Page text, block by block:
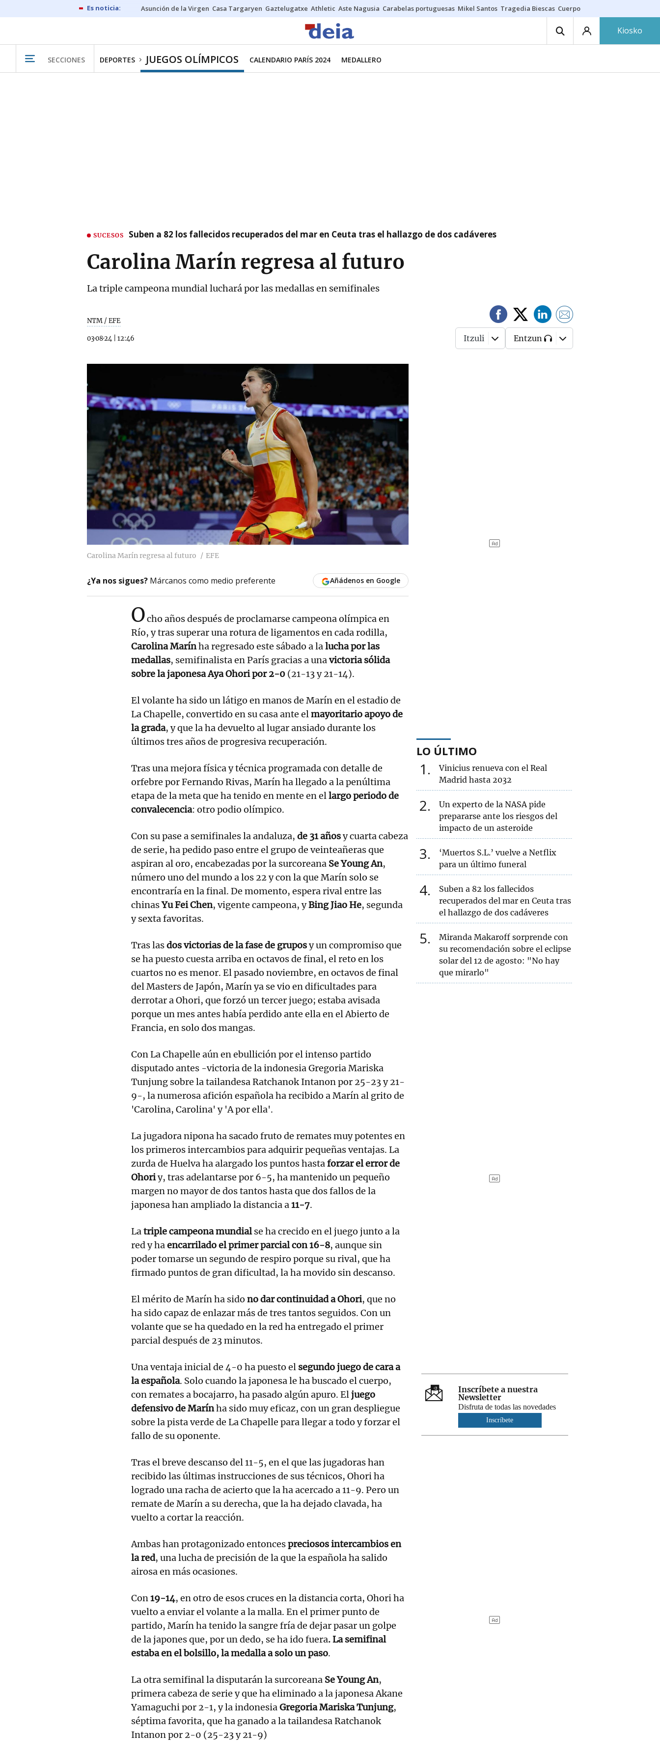
Asunción de la Virgen Casa Targaryen Gaztelugatxe Athletic Aste Nagusia Carabelas portuguesas Mikel Santos Tragedia Biescas Cuerpo ría
Kiosko
SECCIONES DEPORTES JUEGOS OLÍMPICOS CALENDARIO PARÍS 2024 MEDALLERO
SUCESOS Suben a 82 los fallecidos recuperados del mar en Ceuta tras el hallazgo de dos cadáveres
Carolina Marín regresa al futuro
La triple campeona mundial luchará por las medallas en semifinales
NTM / EFE
03·08·24 12:46 Itzuli Entzun
Carolina Marín regresa al futuro EFE
¿Ya nos sigues? Márcanos como medio preferente Añádenos en Google
Ocho años después de proclamarse campeona olímpica en
Río, y tras superar una rotura de ligamentos en cada rodilla,
Carolina Marínha regresado este sábado a lalucha por las
medallas, semifinalista en París gracias a unavictoria sólida
sobre la japonesa Aya Ohori por 2-0 (21-13 y 21-14).
El volante ha sido un látigo en manos de Marín en el estadio de
La Chapelle, convertido en su casa ante elmayoritario apoyo de
la grada, y que la ha devuelto al lugar ansiado durante los
últimos tres años de progresiva recuperación.
Tras una mejora física y técnica programada con detalle de
orfebre por Fernando Rivas, Marín ha llegado a la penúltima
etapa de la meta que ha tenido en mente en ellargo periodo de
convalecencia: otro podio olímpico.
Con su pase a semifinales la andaluza, de 31 añosy cuarta cabeza
de serie, ha pedido paso entre el grupo de veinteañeras que
aspiran al oro, encabezadas por la surcoreana Se Young An,
número uno del mundo a los 22 y con la que Marín solo se
encontraría en la final. De momento, espera rival entre las
chinasYu Fei Chen, vigente campeona, yBing Jiao He, segunda
y sexta favoritas.
Tras lasdos victorias de la fase de gruposy un compromiso que
se ha puesto cuesta arriba en octavos de final, el reto en los
cuartos no es menor. El pasado noviembre, en octavos de final
del Masters de Japón, Marín ya se vio en dificultades para
derrotar a Ohori, que forzó un tercer juego; estaba avisada
porque un mes antes había perdido ante ella en el Abierto de
Francia, en solo dos mangas.
Con La Chapelle aún en ebullición por el intenso partido
disputado antes -victoria de la indonesia Gregoria Mariska
Tunjung sobre la tailandesa Ratchanok Intanon por 25-23 y 21-
9-, la numerosa afición española ha recibido a Marín al grito de
'Carolina, Carolina' y 'A por ella'.
La jugadora nipona ha sacado fruto de remates muy potentes en
los primeros intercambios para adquirir pequeñas ventajas. La
zurda de Huelva ha alargado los puntos hastaforzar el error de
Ohoriy, tras adelantarse por 6-5, ha mantenido un pequeño
margen no mayor de dos tantos hasta que dos fallos de la
japonesa han ampliado la distancia a11-7.
Latriple campeona mundialse ha crecido en el juego junto a la
red y haencarrilado el primer parcial con 16-8, aunque sin
poder tomarse un segundo de respiro porque su rival, que ha
firmado puntos de gran dificultad, la ha movido sin descanso.
El mérito de Marín ha sido no dar continuidad a Ohori, que no
ha sido capaz de enlazar más de tres tantos seguidos. Con un
volante que se ha quedado en la red ha entregado el primer
parcial después de 23 minutos.
Una ventaja inicial de 4-0 ha puesto el segundo juego de cara a
la española. Solo cuando la japonesa le ha buscado el cuerpo,
con remates a bocajarro, ha pasado algún apuro. Eljuego
defensivo de Marínha sido muy eficaz, con un gran despliegue
sobre la pista verde de La Chapelle para llegar a todo y forzar el
fallo de su oponente.
Tras el breve descanso del 11-5, en el que las jugadoras han
recibido las últimas instrucciones de sus técnicos, Ohori ha
logrado una racha de acierto que la ha acercado a 11-9. Pero un
remate de Marín a su derecha, que la ha dejado clavada, ha
vuelto a cortar la reacción.
Ambas han protagonizado entoncespreciosos intercambios en
la red, una lucha de precisión de la que la española ha salido
airosa en más ocasiones.
Con19-14, en otro de esos cruces en la distancia corta, Ohori ha
vuelto a enviar el volante a la malla. En el primer punto de
partido, Marín ha tenido la sangre fría de dejar pasar un golpe
de la japones que, por un dedo, se ha ido fuera. La semifinal
estaba en el bolsillo, la medalla a solo un paso.
La otra semifinal la disputarán la surcoreana Se Young An,
primera cabeza de serie y que ha eliminado a la japonesa Akane
Yamaguchi por 2-1, y la indonesiaGregoria Mariska Tunjung,
séptima favorita, que ha ganado a la tailandesa Ratchanok
Intanon por 2-0 (25-23 y 21-9)
LO ÚLTIMO
1
Vinicius renueva con el Real
Madrid hasta 2032
2
Un experto de la NASA pide
prepararse ante los riesgos del
impacto de un asteroide
3
‘Muertos S.L.’ vuelve a Netflix
para un último funeral
4
Suben a 82 los fallecidos
recuperados del mar en Ceuta tras
el hallazgo de dos cadáveres
5
Miranda Makaroff sorprende con
su recomendación sobre el eclipse
solar del 12 de agosto: "No hay
que mirarlo"
Inscríbete a nuestra
Newsletter
Disfruta de todas las novedades
Inscríbete